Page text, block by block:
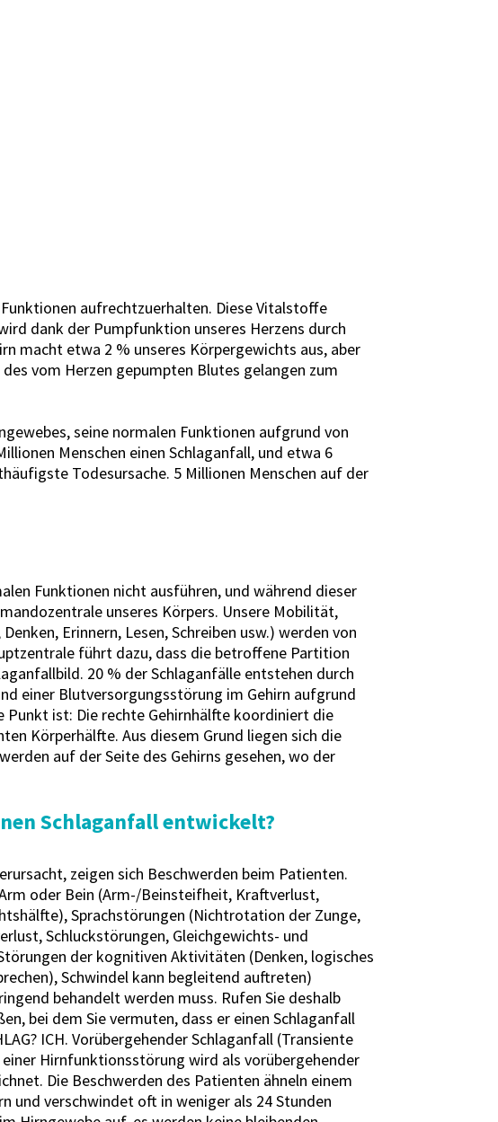
aufrechtzuerhalten. Diese Vitalstoffe
dank der Pumpfunktion unseres Herzens durch
macht etwa 2 % unseres Körpergewichts aus, aber
vom Herzen gepumpten Blutes gelangen zum
seine normalen Funktionen aufgrund von
Menschen einen Schlaganfall, und etwa 6
Todesursache. 5 Millionen Menschen auf der
Funktionen nicht ausführen, und während dieser
unseres Körpers. Unsere Mobilität,
Erinnern, Lesen, Schreiben usw.) werden von
führt dazu, dass die betroffene Partition
20 % der Schlaganfälle entstehen durch
einer Blutversorgungsstörung im Gehirn aufgrund
Punkt ist: Die rechte Gehirnhälfte koordiniert die
Körperhälfte. Aus diesem Grund liegen sich die
auf der Seite des Gehirns gesehen, wo der
Schlaganfall entwickelt?
zeigen sich Beschwerden beim Patienten.
oder Bein (Arm-/Beinsteifheit, Kraftverlust,
Sprachstörungen (Nichtrotation der Zunge,
Schluckstörungen, Gleichgewichts- und
der kognitiven Aktivitäten (Denken, logisches
Schwindel kann begleitend auftreten)
behandelt werden muss. Rufen Sie deshalb
bei dem Sie vermuten, dass er einen Schlaganfall
ICH. Vorübergehender Schlaganfall (Transiente
Hirnfunktionsstörung wird als vorübergehender
Die Beschwerden des Patienten ähneln einem
und verschwindet oft in weniger als 24 Stunden